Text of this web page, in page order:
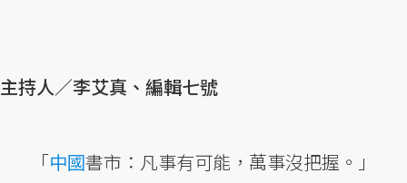
主持人／李艾真、編輯七號
「中國書市：凡事有可能，萬事沒把握。」